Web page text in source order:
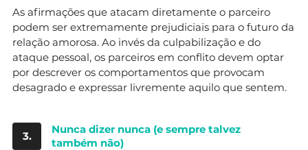
As afirmações que atacam diretamente o parceiro
podem ser extremamente prejudiciais para o futuro da
relação amorosa. Ao invés da culpabilização e do
ataque pessoal, os parceiros em conflito devem optar
por descrever os comportamentos que provocam
desagrado e expressar livremente aquilo que sentem.
3.
Nunca dizer nunca (e sempre talvez
também não)